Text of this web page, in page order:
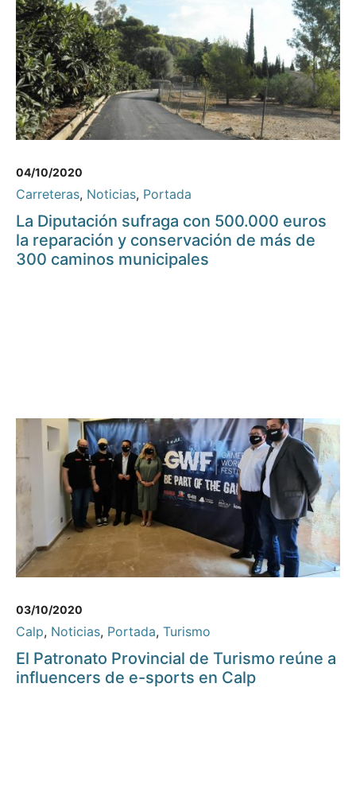
04/10/2020
Carreteras, Noticias, Portada
La Diputación sufraga con 500.000 euros
la reparación y conservación de más de
300 caminos municipales
03/10/2020
Calp, Noticias, Portada, Turismo
El Patronato Provincial de Turismo reúne a
influencers de e-sports en Calp